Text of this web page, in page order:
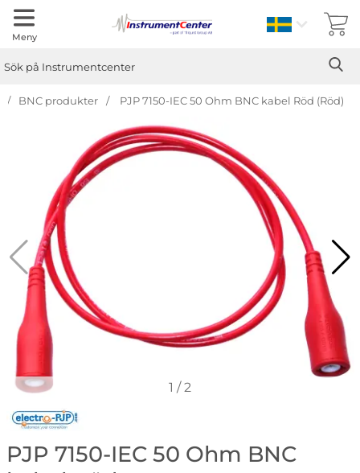
Meny Sverige
BNC produkter PJP 7150-IEC 50 Ohm BNC kabel Röd (Röd)
1 /2
Gå till varumärkessidan för Electro-PJP
PJP 7150-IEC 50 Ohm BNC